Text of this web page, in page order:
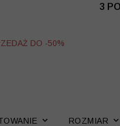
3
WYPRZEDAŻ
DO -50%
ROZMIAR